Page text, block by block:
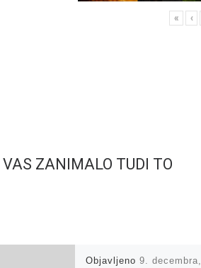
« ‹
VAS ZANIMALO TUDI TO
Objavljeno 9. decembra,